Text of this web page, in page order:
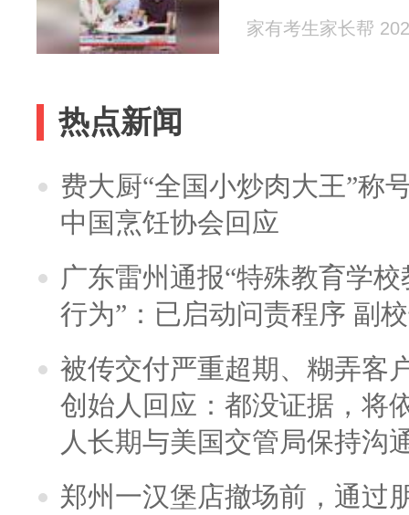
家有考生家长帮
热点新闻
费大厨“全国小炒肉大王”称
中国烹饪协会回应
广东雷州通报“特殊教育学
行为”：已启动问责程序 副
被传交付严重超期、糊弄客
创始人回应：都没证据，将
人长期与美国交管局保持沟
郑州一汉堡店撤场前，通过